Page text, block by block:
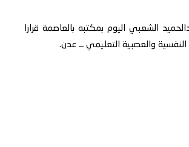
الشعبي اليوم بمكتبه بالعاصمة قرارا
والعصبية التعليمي ــ عدن.